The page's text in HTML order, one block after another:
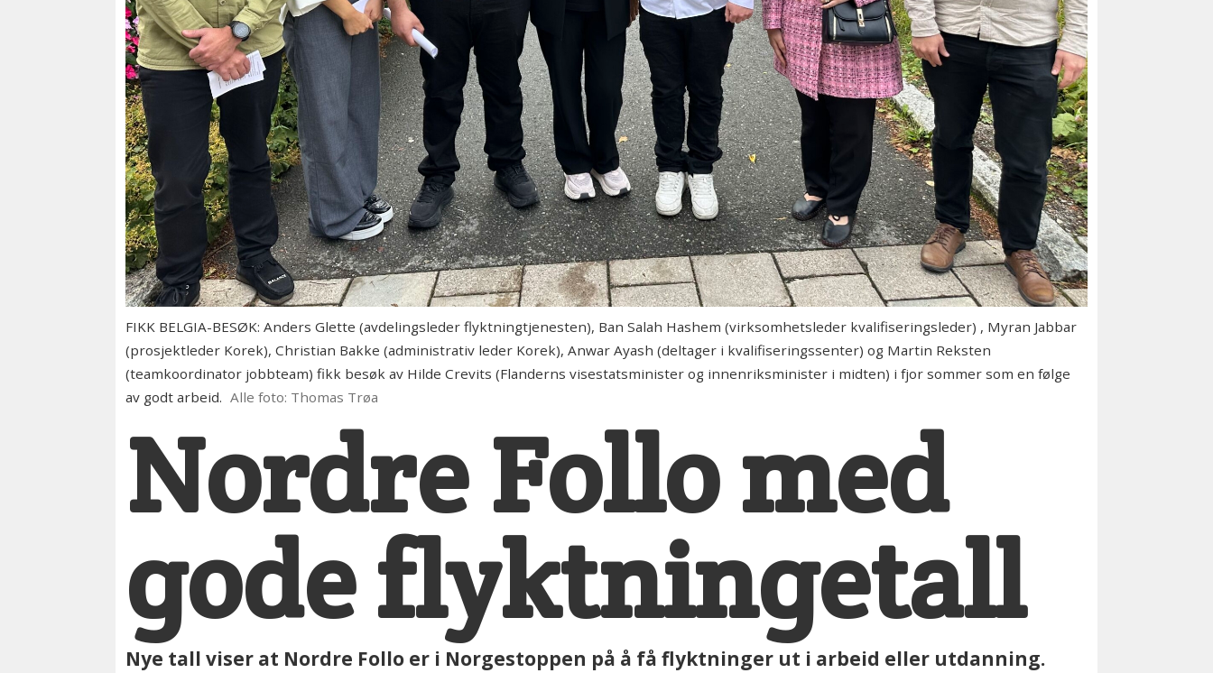
FIKK BELGIA-BESØK: Anders Glette (avdelingsleder flyktningtjenesten), Ban Salah Hashem (virksomhetsleder kvalifiseringsleder) , Myran Jabbar
(prosjektleder Korek), Christian Bakke (administrativ leder Korek), Anwar Ayash (deltager i kvalifiseringssenter) og Martin Reksten
(teamkoordinator jobbteam) fikk besøk av Hilde Crevits (Flanderns visestatsminister og innenriksminister i midten) i fjor sommer som en følge
av godt arbeid. Alle foto: Thomas Trøa
Nordre Follo med
gode flyktningetall
Nye tall viser at Nordre Follo er i Norgestoppen på å få flyktninger ut i arbeid eller utdanning.